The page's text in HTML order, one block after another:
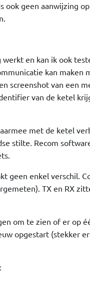
ook geen aanwijzing
werkt en kan ik ook
kan maken
screenshot van een
van de ketel
met de ketel
stilte. Recom
geen enkel verschil.
TX en RX
om te zien of er op
opgestart (stekker